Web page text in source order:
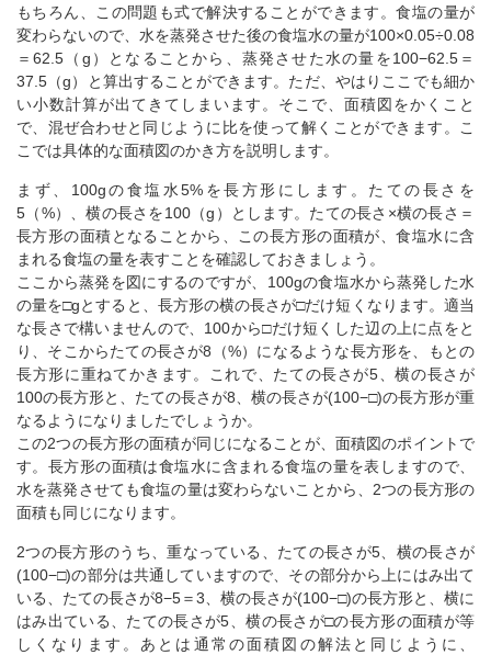
もちろん、この問題も式で解決することができます。食塩の量が
変わらないので、水を蒸発させた後の食塩水の量が100×0.05÷0.08
＝62.5（g）となることから、蒸発させた水の量を100−62.5＝
37.5（g）と算出することができます。ただ、やはりここでも細か
い小数計算が出てきてしまいます。そこで、面積図をかくこと
で、混ぜ合わせと同じように比を使って解くことができます。こ
こでは具体的な面積図のかき方を説明します。
まず、100gの食塩水5%を長方形にします。たての長さを
5（%）、横の長さを100（g）とします。たての長さ×横の長さ＝
長方形の面積となることから、この長方形の面積が、食塩水に含
まれる食塩の量を表すことを確認しておきましょう。
ここから蒸発を図にするのですが、100gの食塩水から蒸発した水
の量を□gとすると、長方形の横の長さが□だけ短くなります。適当
な長さで構いませんので、100から□だけ短くした辺の上に点をと
り、そこからたての長さが8（%）になるような長方形を、もとの
長方形に重ねてかきます。これで、たての長さが5、横の長さが
100の長方形と、たての長さが8、横の長さが(100−□)の長方形が重
なるようになりましたでしょうか。
この2つの長方形の面積が同じになることが、面積図のポイントで
す。長方形の面積は食塩水に含まれる食塩の量を表しますので、
水を蒸発させても食塩の量は変わらないことから、2つの長方形の
面積も同じになります。
2つの長方形のうち、重なっている、たての長さが5、横の長さが
(100−□)の部分は共通していますので、その部分から上にはみ出て
いる、たての長さが8−5＝3、横の長さが(100−□)の長方形と、横に
はみ出ている、たての長さが5、横の長さが□の長方形の面積が等
しくなります。あとは通常の面積図の解法と同じように、